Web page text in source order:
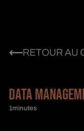
RETOUR AU
DATA
1minutes